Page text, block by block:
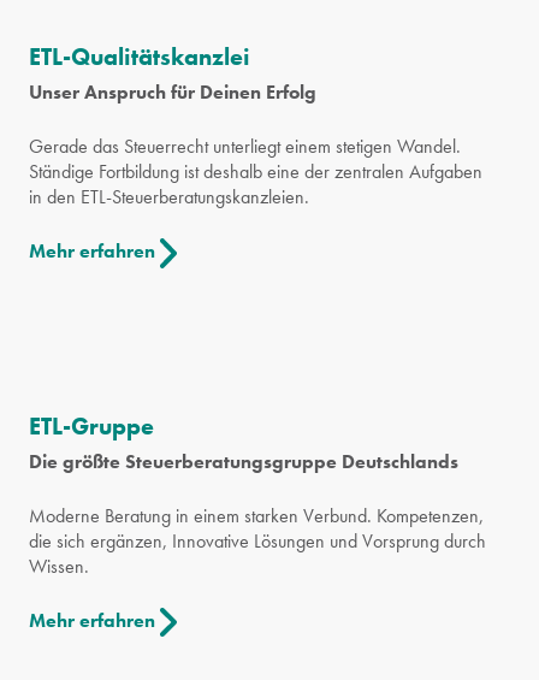
ETL-Qualitätskanzlei
Unser Anspruch für Deinen Erfolg
Gerade das Steuerrecht unterliegt einem stetigen Wandel.
Ständige Fortbildung ist deshalb eine der zentralen Aufgaben
in den ETL-Steuerberatungskanzleien.
Mehr erfahren
ETL-Gruppe
Die größte Steuerberatungsgruppe Deutschlands
Moderne Beratung in einem starken Verbund. Kompetenzen,
die sich ergänzen, Innovative Lösungen und Vorsprung durch
Wissen.
Mehr erfahren